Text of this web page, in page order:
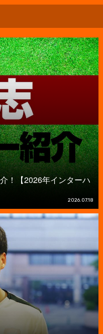
！【2026年インターハ
2026.07.18